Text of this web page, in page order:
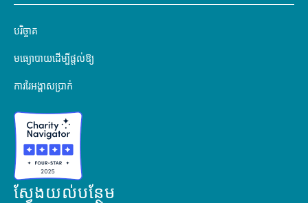
បរិច្ចាគ
មធ្យោបាយដើម្បីផ្តល់ឱ្យ
ការរៃអង្គាសប្រាក់
ស្វែងយល់បន្ថែម